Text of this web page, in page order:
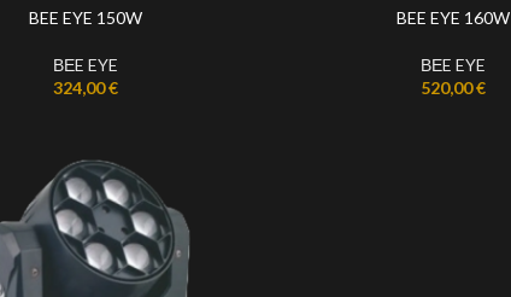
BEE EYE 150W
ΒΕE EYE
324,00€
BEE EYE 160W
ΒΕE EYE
520,00€